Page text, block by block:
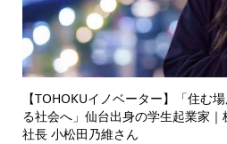
【TOHOKUイノベーター】「住む
る社会へ」仙台出身の学生起業家
社長 小松田乃維さん